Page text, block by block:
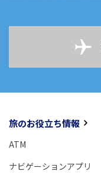
旅のお役立ち情報
ATM
ナビゲーションアプリ